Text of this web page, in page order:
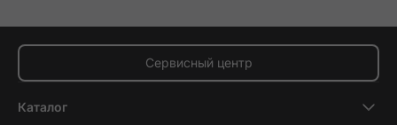
Сервисный центр
Каталог